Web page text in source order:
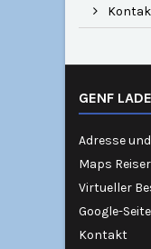
GENF
Adresse
Maps
Virtueller
Google-Seite
Kontakt